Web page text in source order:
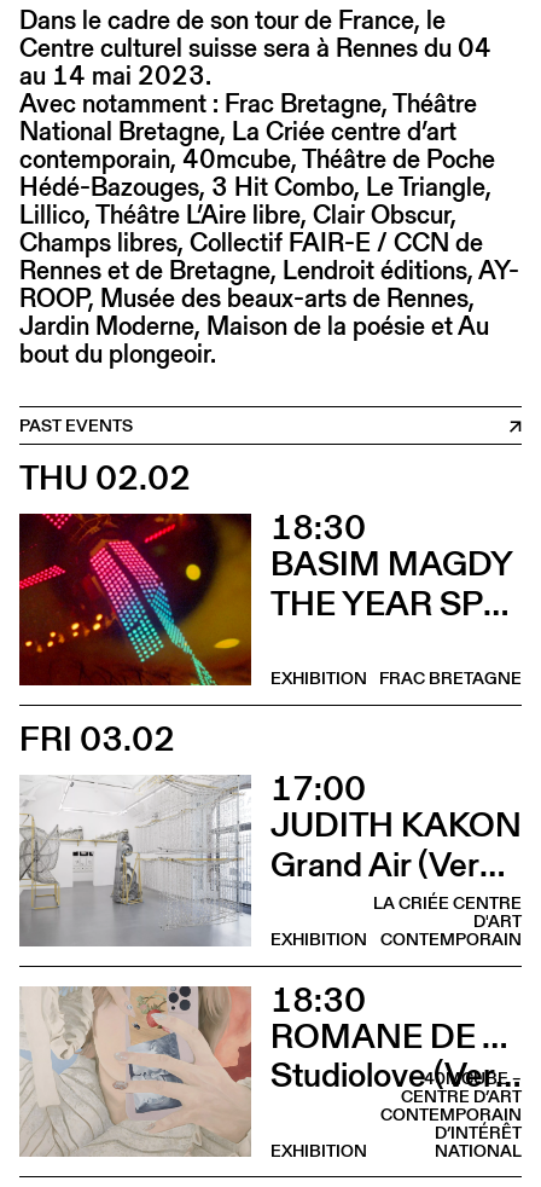
Dans le cadre de son tour de France, le
Centre culturel suisse sera à Rennes du 04
au 14 mai 2023.
Avec notamment : Frac Bretagne, Théâtre
National Bretagne, La Criée centre d’art
contemporain, 40mcube, Théâtre de Poche
Hédé-Bazouges, 3 Hit Combo, Le Triangle,
Lillico, Théâtre L’Aire libre, Clair Obscur,
Champs libres, Collectif FAIR-E / CCN de
Rennes et de Bretagne, Lendroit éditions, AY-
ROOP, Musée des beaux-arts de Rennes,
Jardin Moderne, Maison de la poésie et Au
bout du plongeoir.
PAST EVENTS
THU 02.02
18:30
BASIM MAGDY
THE YEAR SPRING ARRIVED IN SEPTEMBER (Vernissage)
FRAC BRETAGNE
EXHIBITION
FRI 03.02
17:00
JUDITH KAKON
Grand Air (Vernissage)
LA CRIÉE CENTRE
D'ART
CONTEMPORAIN
EXHIBITION
18:30
ROMANE DE WATTEVILLE
Studiolove (Vernissage)
40MCUBE –
CENTRE D’ART
CONTEMPORAIN
D’INTÉRÊT
NATIONAL
EXHIBITION